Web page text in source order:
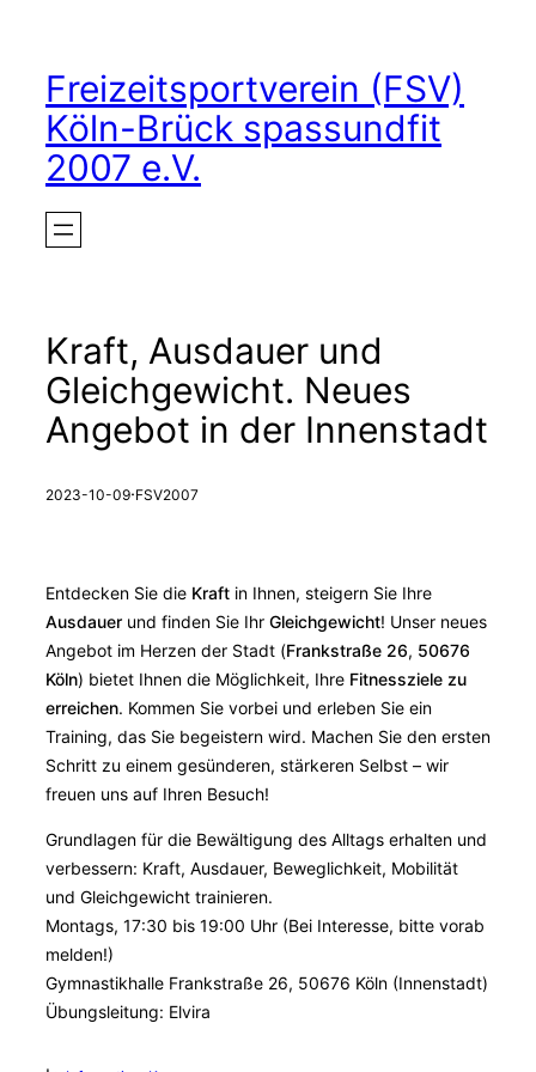
springenFreizeitsportverein (FSV)
Köln-Brück spassundfit
2007 e.V.
Kraft, Ausdauer und
Gleichgewicht. Neues
Angebot in der Innenstadt
2023-10-09·FSV2007
Entdecken Sie die Kraft in Ihnen, steigern Sie Ihre
Ausdauer und finden Sie Ihr Gleichgewicht! Unser neues
Angebot im Herzen der Stadt (Frankstraße 26, 50676
Köln) bietet Ihnen die Möglichkeit, Ihre Fitnessziele zu
erreichen. Kommen Sie vorbei und erleben Sie ein
Training, das Sie begeistern wird. Machen Sie den ersten
Schritt zu einem gesünderen, stärkeren Selbst – wir
freuen uns auf Ihren Besuch!
Grundlagen für die Bewältigung des Alltags erhalten und
verbessern: Kraft, Ausdauer, Beweglichkeit, Mobilität
und Gleichgewicht trainieren.
Montags, 17:30 bis 19:00 Uhr (Bei Interesse, bitte vorab
melden!)
Gymnastikhalle Frankstraße 26, 50676 Köln (Innenstadt)
Übungsleitung: Elvira